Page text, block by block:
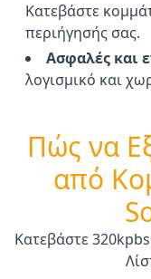
Κατεβάστε
περιήγησής σας.
Ασφαλές και
λογισμικό και
Πώς να
από
Κατεβάστε